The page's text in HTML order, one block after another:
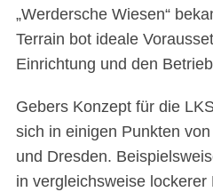
„Werdersche Wiesen“
Terrain bot ideale
Einrichtung und den
Gebers Konzept für die
sich in einigen Punkten
und Dresden.
in vergleichsweise